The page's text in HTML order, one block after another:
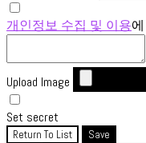
개인정보 수집 및 이용
Upload Image
Set secret
Return To List Save